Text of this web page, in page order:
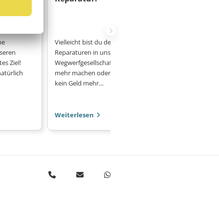
Ziel!
Vielleicht bist du der Meinung, dass
Reparaturen in unserer heutigen
Wegwerfgesellschaft keinen Sinn
mehr machen oder dass du damit
kein Geld mehr…
Weiterlesen